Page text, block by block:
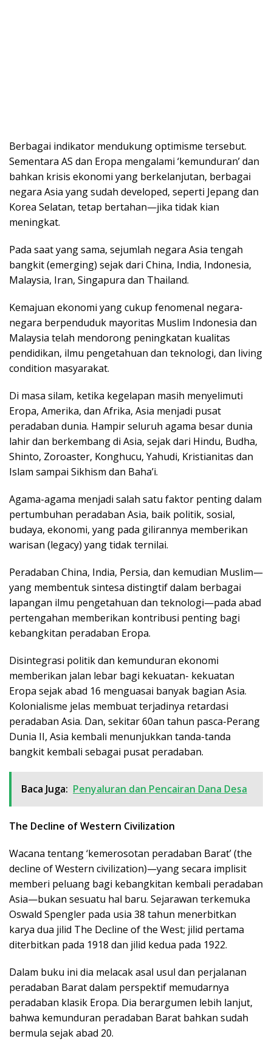
Berbagai indikator mendukung optimisme tersebut.
Sementara AS dan Eropa mengalami ‘kemunduran’ dan
bahkan krisis ekonomi yang berkelanjutan, berbagai
negara Asia yang sudah developed, seperti Jepang dan
Korea Selatan, tetap bertahan—jika tidak kian
meningkat.
Pada saat yang sama, sejumlah negara Asia tengah
bangkit (emerging) sejak dari China, India, Indonesia,
Malaysia, Iran, Singapura dan Thailand.
Kemajuan ekonomi yang cukup fenomenal negara-
negara berpenduduk mayoritas Muslim Indonesia dan
Malaysia telah mendorong peningkatan kualitas
pendidikan, ilmu pengetahuan dan teknologi, dan living
condition masyarakat.
Di masa silam, ketika kegelapan masih menyelimuti
Eropa, Amerika, dan Afrika, Asia menjadi pusat
peradaban dunia. Hampir seluruh agama besar dunia
lahir dan berkembang di Asia, sejak dari Hindu, Budha,
Shinto, Zoroaster, Konghucu, Yahudi, Kristianitas dan
Islam sampai Sikhism dan Baha’i.
Agama-agama menjadi salah satu faktor penting dalam
pertumbuhan peradaban Asia, baik politik, sosial,
budaya, ekonomi, yang pada gilirannya memberikan
warisan (legacy) yang tidak ternilai.
Peradaban China, India, Persia, dan kemudian Muslim—
yang membentuk sintesa distingtif dalam berbagai
lapangan ilmu pengetahuan dan teknologi—pada abad
pertengahan memberikan kontribusi penting bagi
kebangkitan peradaban Eropa.
Disintegrasi politik dan kemunduran ekonomi
memberikan jalan lebar bagi kekuatan- kekuatan
Eropa sejak abad 16 menguasai banyak bagian Asia.
Kolonialisme jelas membuat terjadinya retardasi
peradaban Asia. Dan, sekitar 60an tahun pasca-Perang
Dunia II, Asia kembali menunjukkan tanda-tanda
bangkit kembali sebagai pusat peradaban.
Baca Juga: Penyaluran dan Pencairan Dana Desa
The Decline of Western Civilization
Wacana tentang ‘kemerosotan peradaban Barat’ (the
decline of Western civilization)—yang secara implisit
memberi peluang bagi kebangkitan kembali peradaban
Asia—bukan sesuatu hal baru. Sejarawan terkemuka
Oswald Spengler pada usia 38 tahun menerbitkan
karya dua jilid The Decline of the West; jilid pertama
diterbitkan pada 1918 dan jilid kedua pada 1922.
Dalam buku ini dia melacak asal usul dan perjalanan
peradaban Barat dalam perspektif memudarnya
peradaban klasik Eropa. Dia berargumen lebih lanjut,
bahwa kemunduran peradaban Barat bahkan sudah
bermula sejak abad 20.